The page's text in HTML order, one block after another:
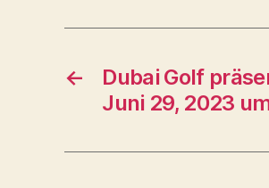
←
Dubai Golf
Juni 29, 2023